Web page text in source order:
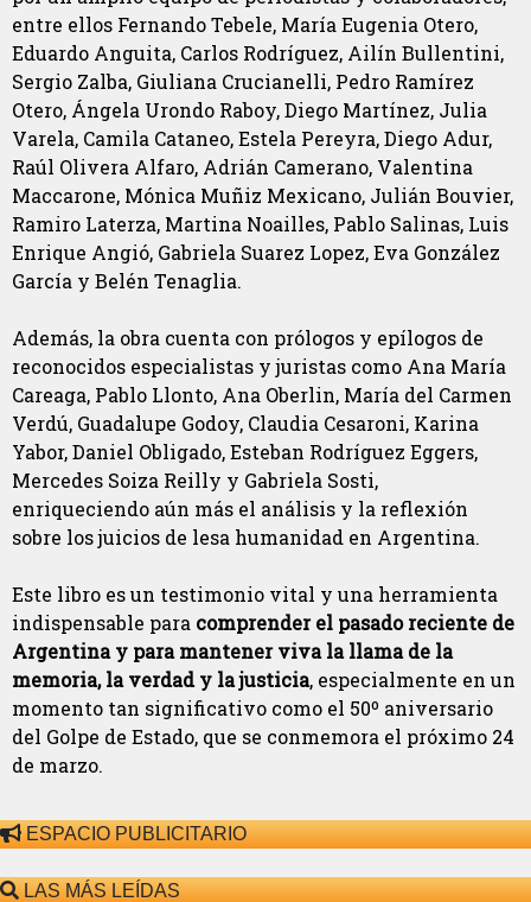
entre ellos Fernando Tebele, María Eugenia Otero,
Eduardo Anguita, Carlos Rodríguez, Ailín Bullentini,
Sergio Zalba, Giuliana Crucianelli, Pedro Ramírez
Otero, Ángela Urondo Raboy, Diego Martínez, Julia
Varela, Camila Cataneo, Estela Pereyra, Diego Adur,
Raúl Olivera Alfaro, Adrián Camerano, Valentina
Maccarone, Mónica Muñiz Mexicano, Julián Bouvier,
Ramiro Laterza, Martina Noailles, Pablo Salinas, Luis
Enrique Angió, Gabriela Suarez Lopez, Eva González
García y Belén Tenaglia.
Además, la obra cuenta con prólogos y epílogos de
reconocidos especialistas y juristas como Ana María
Careaga, Pablo Llonto, Ana Oberlin, María del Carmen
Verdú, Guadalupe Godoy, Claudia Cesaroni, Karina
Yabor, Daniel Obligado, Esteban Rodríguez Eggers,
Mercedes Soiza Reilly y Gabriela Sosti,
enriqueciendo aún más el análisis y la reflexión
sobre los juicios de lesa humanidad en Argentina.
Este libro es un testimonio vital y una herramienta
indispensable para comprender el pasado reciente de
Argentina y para mantener viva la llama de la
memoria, la verdad y la justicia, especialmente en un
momento tan significativo como el 50º aniversario
del Golpe de Estado, que se conmemora el próximo 24
de marzo.
ESPACIO PUBLICITARIO
LAS MÁS LEÍDAS